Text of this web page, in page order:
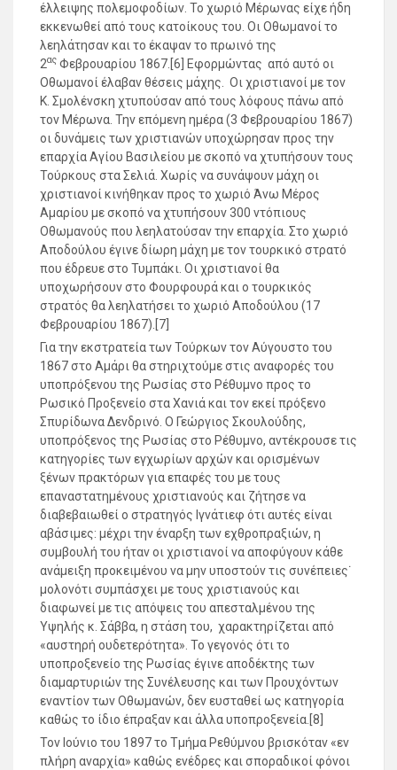
έλλειψης πολεμοφοδίων. Το χωριό Μέρωνας είχε ήδη
εκκενωθεί από τους κατοίκους του. Οι Οθωμανοί το
λεηλάτησαν και το έκαψαν το πρωινό της
2ας Φεβρουαρίου 1867.[6] Εφορμώντας από αυτό οι
Οθωμανοί έλαβαν θέσεις μάχης. Οι χριστιανοί με τον
Κ. Σμολένσκη χτυπούσαν από τους λόφους πάνω από
τον Μέρωνα. Την επόμενη ημέρα (3 Φεβρουαρίου 1867)
οι δυνάμεις των χριστιανών υποχώρησαν προς την
επαρχία Αγίου Βασιλείου με σκοπό να χτυπήσουν τους
Τούρκους στα Σελιά. Χωρίς να συνάψουν μάχη οι
χριστιανοί κινήθηκαν προς το χωριό Άνω Μέρος
Αμαρίου με σκοπό να χτυπήσουν 300 ντόπιους
Οθωμανούς που λεηλατούσαν την επαρχία. Στο χωριό
Αποδούλου έγινε δίωρη μάχη με τον τουρκικό στρατό
που έδρευε στο Τυμπάκι. Οι χριστιανοί θα
υποχωρήσουν στο Φουρφουρά και ο τουρκικός
στρατός θα λεηλατήσει το χωριό Αποδούλου (17
Φεβρουαρίου 1867).[7]
Για την εκστρατεία των Τούρκων τον Αύγουστο του
1867 στο Αμάρι θα στηριχτούμε στις αναφορές του
υποπρόξενου της Ρωσίας στο Ρέθυμνο προς το
Ρωσικό Προξενείο στα Χανιά και τον εκεί πρόξενο
Σπυρίδωνα Δενδρινό. Ο Γεώργιος Σκουλούδης,
υποπρόξενος της Ρωσίας στο Ρέθυμνο, αντέκρουσε τις
κατηγορίες των εγχωρίων αρχών και ορισμένων
ξένων πρακτόρων για επαφές του με τους
επαναστατημένους χριστιανούς και ζήτησε να
διαβεβαιωθεί ο στρατηγός Ιγνάτιεφ ότι αυτές είναι
αβάσιμες: μέχρι την έναρξη των εχθροπραξιών, η
συμβουλή του ήταν οι χριστιανοί να αποφύγουν κάθε
ανάμειξη προκειμένου να μην υποστούν τις συνέπειες˙
μολονότι συμπάσχει με τους χριστιανούς και
διαφωνεί με τις απόψεις του απεσταλμένου της
Υψηλής κ. Σάββα, η στάση του, χαρακτηρίζεται από
«αυστηρή ουδετερότητα». Το γεγονός ότι το
υποπροξενείο της Ρωσίας έγινε αποδέκτης των
διαμαρτυριών της Συνέλευσης και των Προυχόντων
εναντίον των Οθωμανών, δεν ευσταθεί ως κατηγορία
καθώς το ίδιο έπραξαν και άλλα υποπροξενεία.[8]
Τον Ιούνιο του 1897 το Τμήμα Ρεθύμνου βρισκόταν «εν
πλήρη αναρχία» καθώς ενέδρες και σποραδικοί φόνοι